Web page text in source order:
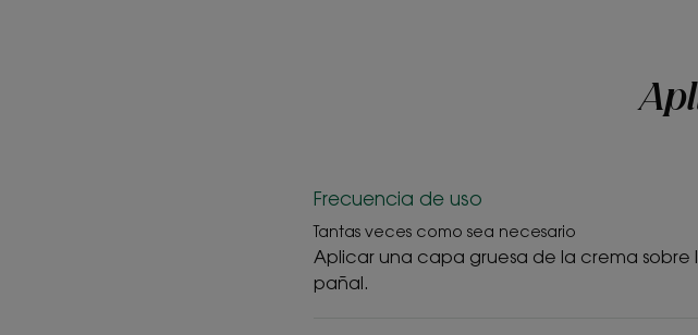
Frecuencia de uso
Tantas veces como sea necesario
Aplicar una capa gruesa de la crema
pañal.